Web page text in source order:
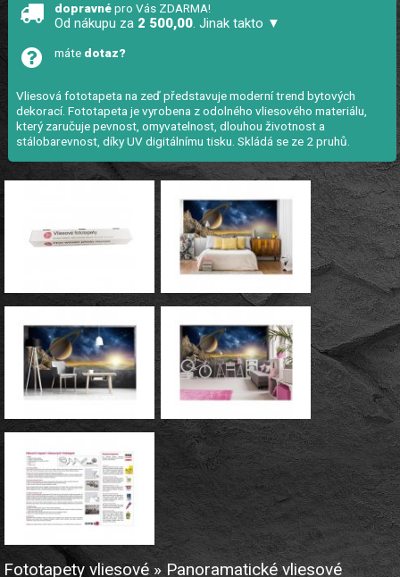
dopravnépro Vás ZDARMA!
Od nákupu za 2 500,00. Jinak takto ▼
máte dotaz?
Vliesová fototapeta na zeď představuje moderní trend bytových
dekorací. Fototapeta je vyrobena z odolného vliesového materiálu,
který zaručuje pevnost, omyvatelnost, dlouhou životnost a
stálobarevnost, díky UV digitálnímu tisku. Skládá se ze 2 pruhů.
Fototapety vliesové » Panoramatické vliesové